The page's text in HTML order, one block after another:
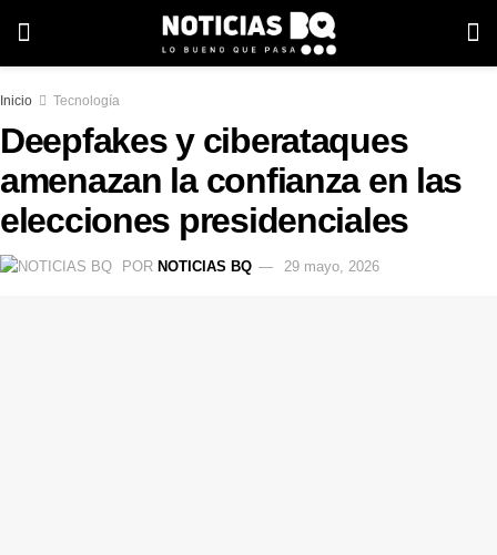
Inicio Tecnología
Deepfakes y ciberataques
amenazan la confianza en las
elecciones presidenciales
POR NOTICIAS BQ 29 mayo, 2026